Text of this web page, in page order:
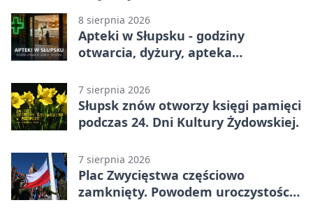
8 sierpnia 2026
Apteki w Słupsku - godziny
otwarcia, dyżury, apteka
7 sierpnia 2026
Słupsk znów otworzy księgi pamięci
podczas 24. Dni Kultury Żydowskiej.
7 sierpnia 2026
Plac Zwycięstwa częściowo
zamknięty. Powodem uroczystości